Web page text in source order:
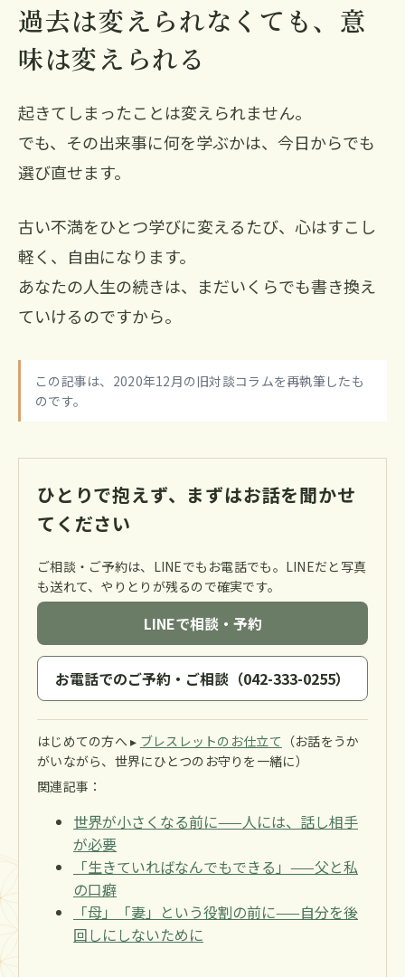
過去は変えられなくても、意
味は変えられる
起きてしまったことは変えられません。
でも、その出来事に何を学ぶかは、今日からでも
選び直せます。
古い不満をひとつ学びに変えるたび、心はすこし
軽く、自由になります。
あなたの人生の続きは、まだいくらでも書き換え
ていけるのですから。
この記事は、2020年12月の旧対談コラムを再執筆したも
のです。
ひとりで抱えず、まずはお話を聞かせ
てください
ご相談・ご予約は、LINEでもお電話でも。LINEだと写真
も送れて、やりとりが残るので確実です。
LINEで相談・予約
お電話でのご予約・ご相談（042-333-0255）
はじめての方へ ▸ ブレスレットのお仕立て （お話をうか
がいながら、世界にひとつのお守りを一緒に）
関連記事：
世界が小さくなる前に——人には、話し相手
が必要
「生きていればなんでもできる」——父と私
の口癖
「母」「妻」という役割の前に——自分を後
回しにしないために